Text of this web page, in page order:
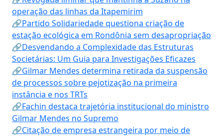
operação das linhas da Itapemirim
🔗Partido Solidariedade questiona criação de
estação ecológica em Rondônia sem desapropriação
🔗Desvendando a Complexidade das Estruturas
Societárias: Um Guia para Investigações Eficazes
🔗Gilmar Mendes determina retirada da suspensão
de processos sobre pejotização na primeira
instância e nos TRTs
🔗Fachin destaca trajetória institucional do ministro
Gilmar Mendes no Supremo
🔗Citação de empresa estrangeira por meio de